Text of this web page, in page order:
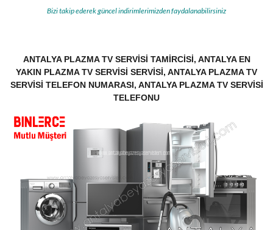
Bizi takip ederek güncel indirimlerimizden faydalanabilirsiniz
ANTALYA PLAZMA TV SERVISI TAMIRCISI, ANTALYA EN
YAKIN PLAZMA TV SERVISI SERVISI, ANTALYA PLAZMA TV
SERVISI TELEFON NUMARASI, ANTALYA PLAZMA TV SERVISI
TELEFONU